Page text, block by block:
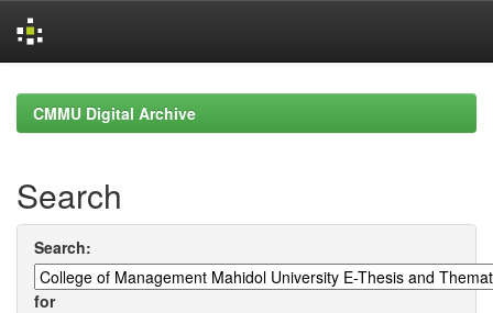
navigationCMMU Digital Archive
Search
Search:
for